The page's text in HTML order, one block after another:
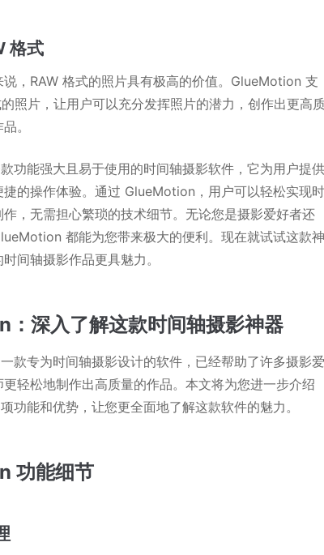
格式
，RAW 格式的照片具有极高的价值。GlueMotion 支
照片，让用户可以充分发挥照片的潜力，创作出更高
。
功能强大且易于使用的时间轴摄影软件，它为用户提
捷的操作体验。通过 GlueMotion，用户可以轻松实现
，无需担心繁琐的技术细节。无论您是摄影爱好者还
都能为您带来极大的便利。现在就试试这款
间轴摄影作品更具魅力。
深入了解这款时间轴摄影神器
款专为时间轴摄影设计的软件，已经帮助了许多摄影
轻松地制作出高质量的作品。本文将为您进一步介绍
功能和优势，让您更全面地了解这款软件的魅力。
功能细节